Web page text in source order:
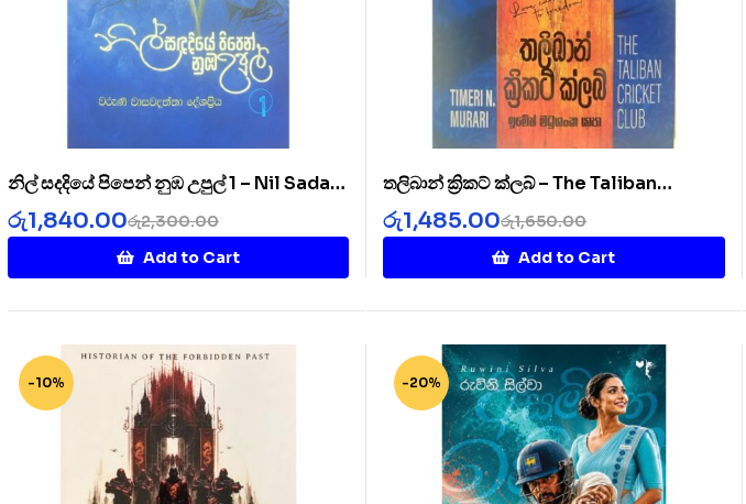
නිල් සදදියේ පිපෙන් නුඹ උපුල් 1 – Nil Sada
Diye 1
රු2,300.00
රු1,840.00
Add to Cart
තලිබාන් ක්‍රිකට් ක්ලබ් – The Taliban
Cricket Clubරු1,650.00
රු1,485.00
Add to Cart
-10% -20%